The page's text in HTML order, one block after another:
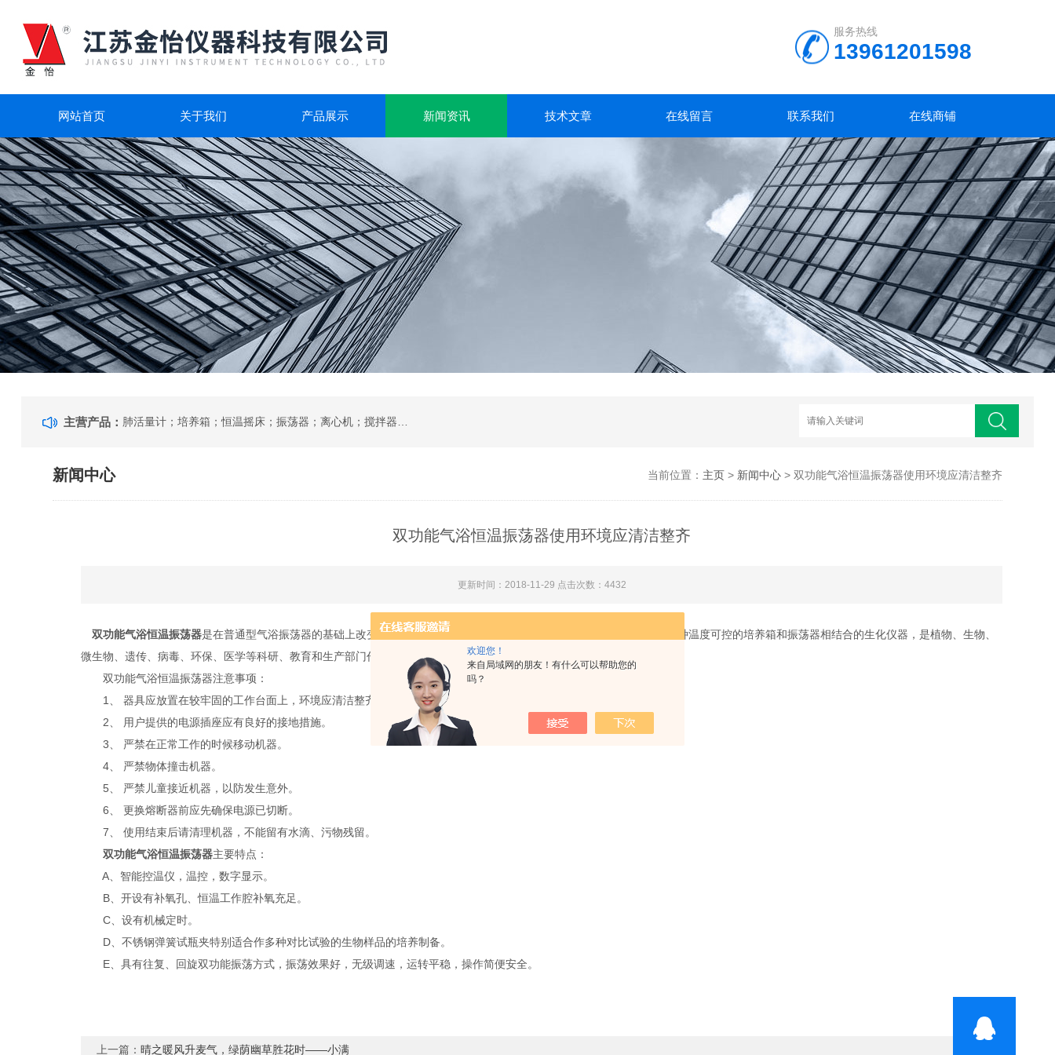
欢迎您！
来自局域网的朋友！有什么可以帮助您的
吗？
服务热线
13961201598
网站首页 关于我们 产品展示 新闻资讯 技术文章 在线留言 联系我们 在线商铺
主营产品：
新闻中心 当前位置： 主页> 新闻中心> 双功能气浴恒温振荡器使用环境应清洁整齐
双功能气浴恒温振荡器使用环境应清洁整齐
更新时间：2018-11-29 点击次数：4432
双功能气浴恒温振荡器是在普通型气浴振荡器的基础上改变而来的,在普通型气浴振荡器的基础上增大了几倍的容积。是一种温度可控的培养箱和振荡器相结合的生化仪器，是植物、生物、
微生物、遗传、病毒、环保、医学等科研、教育和生产部门作精密培养制备*的实验室设备。
双功能气浴恒温振荡器注意事项：
1、 器具应放置在较牢固的工作台面上，环境应清洁整齐，通风良好。
2、 用户提供的电源插座应有良好的接地措施。
3、 严禁在正常工作的时候移动机器。
4、 严禁物体撞击机器。
5、 严禁儿童接近机器，以防发生意外。
6、 更换熔断器前应先确保电源已切断。
7、 使用结束后请清理机器，不能留有水滴、污物残留。
双功能气浴恒温振荡器主要特点：
A、智能控温仪，温控，数字显示。
B、开设有补氧孔、恒温工作腔补氧充足。
C、设有机械定时。
D、不锈钢弹簧试瓶夹特别适合作多种对比试验的生物样品的培养制备。
E、具有往复、回旋双功能振荡方式，振荡效果好，无级调速，运转平稳，操作简便安全。
上一篇：晴之暖风升麦气，绿荫幽草胜花时——小满